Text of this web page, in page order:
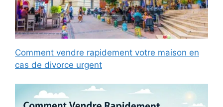
Comment vendre rapidement votre maison en
cas de divorce urgent